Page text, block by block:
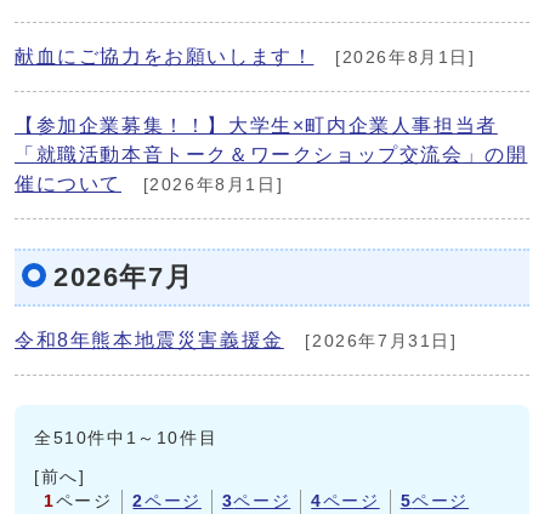
献血にご協力をお願いします！ [2026年8月1日]
【参加企業募集！！】大学生×町内企業人事担当者
「就職活動本音トーク＆ワークショップ交流会」の開
催について
[2026年8月1日]
2026年7月
令和8年熊本地震災害義援金 [2026年7月31日]
全510件中1～10件目
[前へ]
1ページ 2ページ 3ページ 4ページ 5ページ